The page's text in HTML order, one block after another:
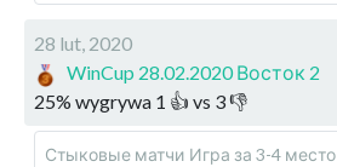
28 lut, 2020
WinCup 28.02.2020 Восток 2
25% wygrywa 1 👍 vs 3👎
Стыковые матчи Игра за 3-4 место